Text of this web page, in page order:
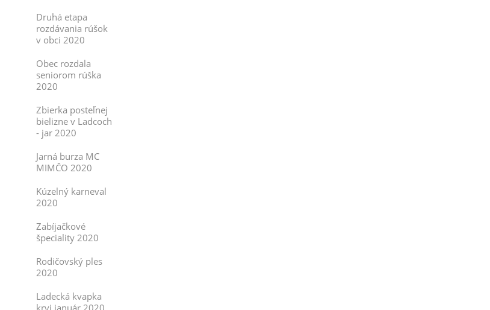
Druhá etapa
rozdávania rúšok
v obci 2020
Obec rozdala
seniorom rúška
2020
Zbierka posteľnej
bielizne v Ladcoch
- jar 2020
Jarná burza MC
MIMČO 2020
Kúzelný karneval
2020
Zabíjačkové
špeciality 2020
Rodičovský ples
2020
Ladecká kvapka
krvi január 2020